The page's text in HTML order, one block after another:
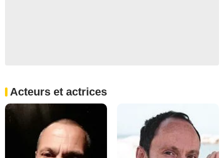
Acteurs et actrices